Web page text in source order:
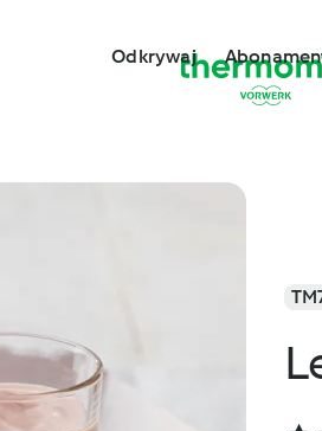
Odkrywaj